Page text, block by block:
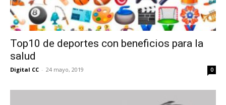
Top10 de deportes con beneficios para la
salud
Digital CC - 24 mayo, 2019 0